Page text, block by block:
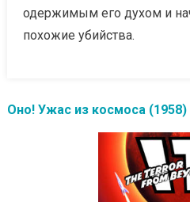
одержимым его духом и
похожие убийства.
Оно! Ужас из космоса (1958)